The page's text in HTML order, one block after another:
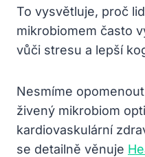
To vysvětluje, proč
mikrobiomem často
vůči stresu a lepší
Nesmíme
živený mikrobiom
kardiovaskulární
se detailně věnuje